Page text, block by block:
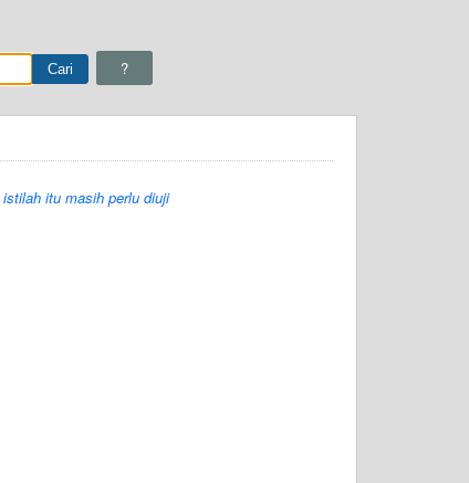
?
istilah itu masih perlu diuji